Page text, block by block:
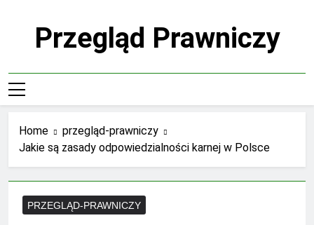
Przegląd Prawniczy
Home
przegląd-prawniczy
Jakie są zasady odpowiedzialności karnej w Polsce
PRZEGLĄD-PRAWNICZY